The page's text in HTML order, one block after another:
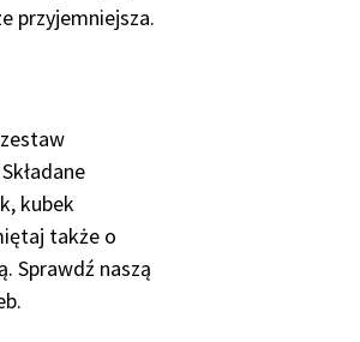
przyjemniejsza.
kubek
także o
Sprawdź naszą